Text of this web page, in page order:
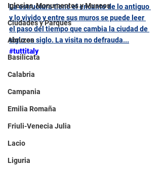
Iglesias, Monumentos y Museos
Ciudades y Parques
Abruzos
Basilicata
Calabria
Campania
Emilia Romaña
Friuli-Venecia Julia
Lacio
Liguria
La estructura tiene el encanto de lo antiguo
y lo vivido y entre sus muros se puede leer
el paso del tiempo que cambia la ciudad de
siglo en siglo. La visita no defrauda...
#tuttitaly